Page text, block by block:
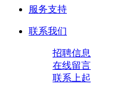
服务支持
联系我们
招聘信息
在线留言
联系上起